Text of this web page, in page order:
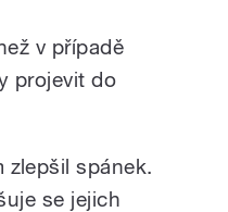
v případě
projevit do
zlepšil spánek.
se jejich